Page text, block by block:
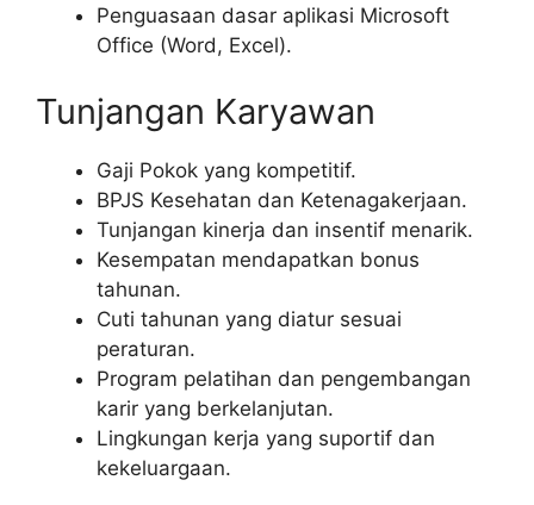
Penguasaan dasar aplikasi Microsoft
Office (Word, Excel).
Tunjangan Karyawan
Gaji Pokok yang kompetitif.
BPJS Kesehatan dan Ketenagakerjaan.
Tunjangan kinerja dan insentif menarik.
Kesempatan mendapatkan bonus
tahunan.
Cuti tahunan yang diatur sesuai
peraturan.
Program pelatihan dan pengembangan
karir yang berkelanjutan.
Lingkungan kerja yang suportif dan
kekeluargaan.